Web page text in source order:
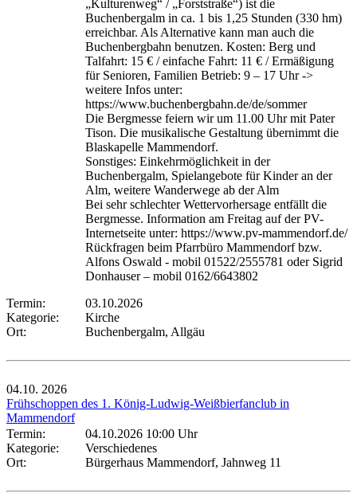
„Kulturenweg“ / „Forststraße“) ist die
Buchenbergalm in ca. 1 bis 1,25 Stunden (330 hm)
erreichbar. Als Alternative kann man auch die
Buchenbergbahn benutzen. Kosten: Berg und
Talfahrt: 15 € / einfache Fahrt: 11 € / Ermäßigung
für Senioren, Familien Betrieb: 9 – 17 Uhr ->
weitere Infos unter:
https://www.buchenbergbahn.de/de/sommer
Die Bergmesse feiern wir um 11.00 Uhr mit Pater
Tison. Die musikalische Gestaltung übernimmt die
Blaskapelle Mammendorf.
Sonstiges: Einkehrmöglichkeit in der
Buchenbergalm, Spielangebote für Kinder an der
Alm, weitere Wanderwege ab der Alm
Bei sehr schlechter Wettervorhersage entfällt die
Bergmesse. Information am Freitag auf der PV-
Internetseite unter: https://www.pv-mammendorf.de/
Rückfragen beim Pfarrbüro Mammendorf bzw.
Alfons Oswald - mobil 01522/2555781 oder Sigrid
Donhauser – mobil 0162/6643802
Termin:
03.10.2026
Kategorie:
Kirche
Ort:
Buchenbergalm, Allgäu
04.10. 2026
Frühschoppen des 1. König-Ludwig-Weißbierfanclub in
Mammendorf
Termin:
04.10.2026 10:00 Uhr
Kategorie:
Verschiedenes
Ort:
Bürgerhaus Mammendorf, Jahnweg 11